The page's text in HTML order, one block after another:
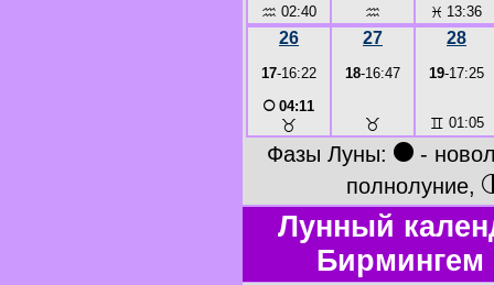
♒ 02:40 ♒ ♓ 13:36
26
17-16:22
○04:11
♉
27
18-16:47
♉
28
19-17:25
♊ 01:05
Фазы Луны: ● -
полнолуние,
Лунный
Бирмингем